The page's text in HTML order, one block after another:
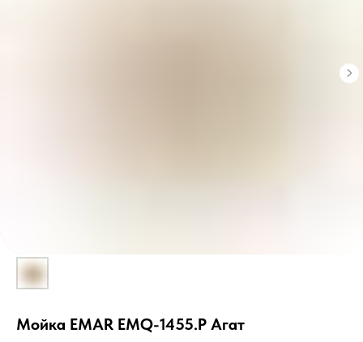
Мойка EMAR EMQ-1455.P Агат